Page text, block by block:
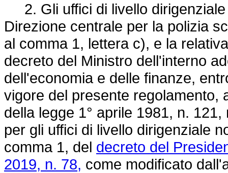
2. Gli uffici di livello
Direzione centrale per la polizia
al comma 1, lettera c), e la
decreto del Ministro dell'interno
dell'economia e delle finanze,
vigore del presente regolamento,
della legge 1° aprile 1981, n.
per gli uffici di livello dirigenziale
comma 1, del decreto del
2019, n. 78, come modificato